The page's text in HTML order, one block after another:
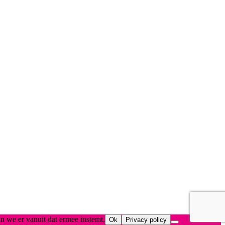
we er vanuit dat ermee instemt. Ok Privacy policy